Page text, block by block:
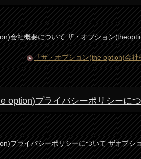
会社概要について ザ・オプション
「ザ・オプション(the option)会
option)プライバシーポリシーに
プライバシーポリシーについて ザオプシ